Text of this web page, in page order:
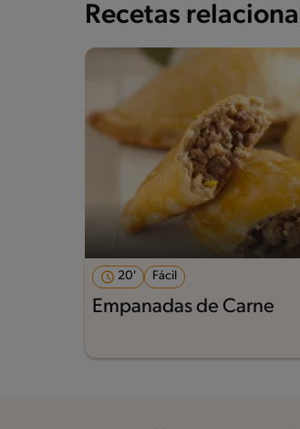
Recetas
20' Fácil
Empanadas de Carne